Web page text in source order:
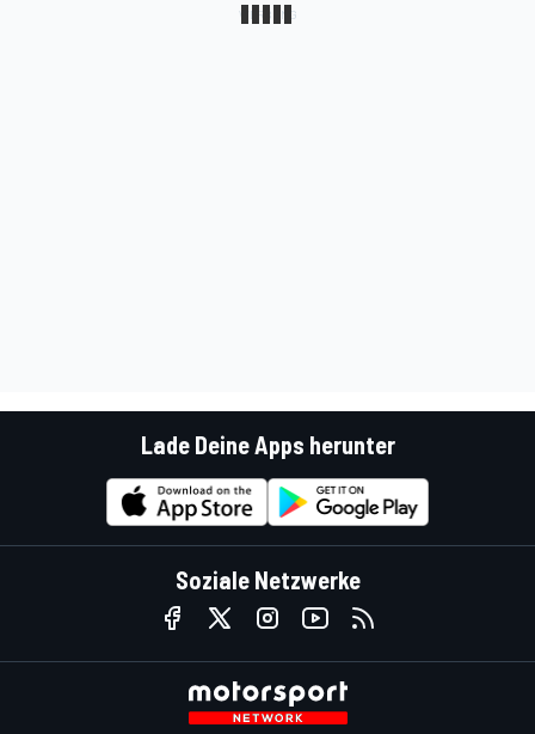
Lade Deine Apps herunter
Soziale Netzwerke